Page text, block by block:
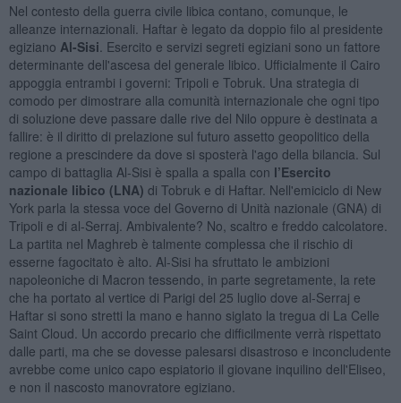
Nel contesto della guerra civile libica contano, comunque, le
alleanze internazionali. Haftar è legato da doppio filo al presidente
egiziano Al-Sisi . Esercito e servizi segreti egiziani sono un fattore
determinante dell'ascesa del generale libico. Ufficialmente il Cairo
appoggia entrambi i governi: Tripoli e Tobruk. Una strategia di
comodo per dimostrare alla comunità internazionale che ogni tipo
di soluzione deve passare dalle rive del Nilo oppure è destinata a
fallire: è il diritto di prelazione sul futuro assetto geopolitico della
regione a prescindere da dove si sposterà l'ago della bilancia. Sul
campo di battaglia Al-Sisi è spalla a spalla con l’Esercito
nazionale libico (LNA) di Tobruk e di Haftar. Nell'emiciclo di New
York parla la stessa voce del Governo di Unità nazionale (GNA) di
Tripoli e di al-Serraj. Ambivalente? No, scaltro e freddo calcolatore.
La partita nel Maghreb è talmente complessa che il rischio di
esserne fagocitato è alto. Al-Sisi ha sfruttato le ambizioni
napoleoniche di Macron tessendo, in parte segretamente, la rete
che ha portato al vertice di Parigi del 25 luglio dove al-Serraj e
Haftar si sono stretti la mano e hanno siglato la tregua di La Celle
Saint Cloud. Un accordo precario che difficilmente verrà rispettato
dalle parti, ma che se dovesse palesarsi disastroso e inconcludente
avrebbe come unico capo espiatorio il giovane inquilino dell'Eliseo,
e non il nascosto manovratore egiziano.